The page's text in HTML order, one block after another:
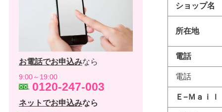
ショップ名
所在地
電話
電話
Ｅ−Ｍａｉｌ
お電話でお申込みなら
9:00～19:00
0120-247-003
ネットでお申込みなら